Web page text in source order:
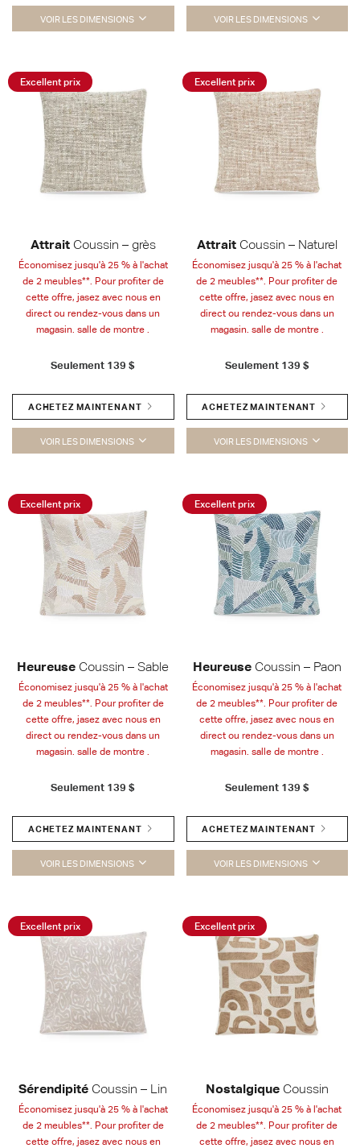
VOIR LES DIMENSIONS VOIR LES DIMENSIONS
Excellent prix
AttraitCoussin – grès
Économisez jusqu'à 25 % à l'achat
de 2 meubles**. Pour profiter de
cette offre, jasez avec nous en
direct ou rendez-vous dans un
magasin. salle de montre .
Seulement 139 $
ACHETEZ MAINTENANT
VOIR LES DIMENSIONS
Excellent prix
AttraitCoussin – Naturel
Économisez jusqu'à 25 % à l'achat
de 2 meubles**. Pour profiter de
cette offre, jasez avec nous en
direct ou rendez-vous dans un
magasin. salle de montre .
Seulement 139 $
ACHETEZ MAINTENANT
VOIR LES DIMENSIONS
Excellent prix
Heureuse Coussin – Sable
Économisez jusqu'à 25 % à l'achat
de 2 meubles**. Pour profiter de
cette offre, jasez avec nous en
direct ou rendez-vous dans un
magasin. salle de montre .
Seulement 139 $
ACHETEZ MAINTENANT
VOIR LES DIMENSIONS
Excellent prix
Heureuse Coussin – Paon
Économisez jusqu'à 25 % à l'achat
de 2 meubles**. Pour profiter de
cette offre, jasez avec nous en
direct ou rendez-vous dans un
magasin. salle de montre .
Seulement 139 $
ACHETEZ MAINTENANT
VOIR LES DIMENSIONS
Excellent prix
Sérendipité Coussin – Lin
Économisez jusqu'à 25 % à l'achat
de 2 meubles**. Pour profiter de
cette offre, jasez avec nous en
Excellent prix
NostalgiqueCoussin
Économisez jusqu'à 25 % à l'achat
de 2 meubles**. Pour profiter de
cette offre, jasez avec nous en